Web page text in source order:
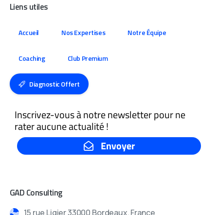
Liens utiles
Accueil Nos Expertises Notre Équipe
Coaching Club Premium
Diagnostic Offert
GAD Consulting
15 rue Ligier 33000 Bordeaux, France